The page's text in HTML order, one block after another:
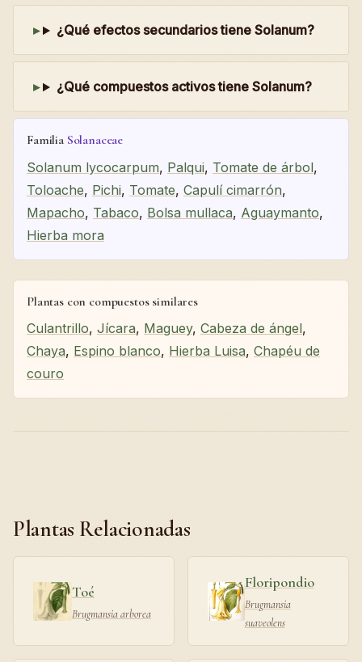
¿Qué efectos secundarios tiene Solanum?
¿Qué compuestos activos tiene Solanum?
Familia Solanaceae
Solanum lycocarpum, Palqui, Tomate de árbol,
Toloache, Pichi, Tomate, Capulí cimarrón,
Mapacho, Tabaco, Bolsa mullaca, Aguaymanto,
Hierba mora
Plantas con compuestos similares
Culantrillo, Jícara, Maguey, Cabeza de ángel,
Chaya, Espino blanco, Hierba Luisa, Chapéu de
couro
Plantas Relacionadas
Toé
Brugmansia arborea
Floripondio
Brugmansia
suaveolens